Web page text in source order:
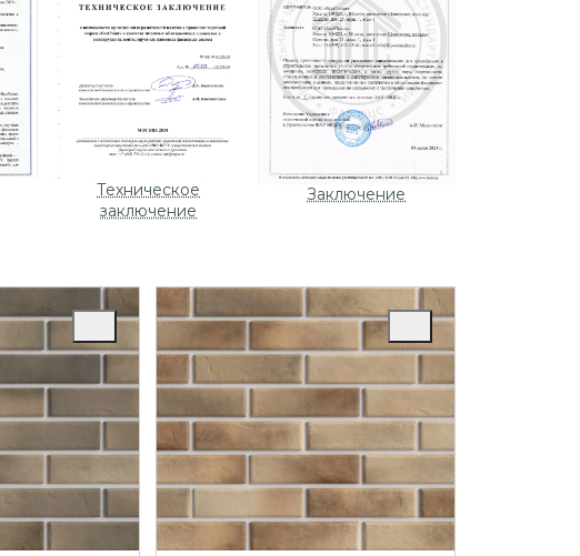
Техническое
заключение
Заключение